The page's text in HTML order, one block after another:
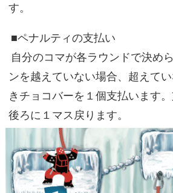
す。
■ペナルティの支払い
自分のコマが各ラウンドで決め
ンを越えていない場合、超えて
きチョコバーを１個支払います。
後ろに１マス戻ります。